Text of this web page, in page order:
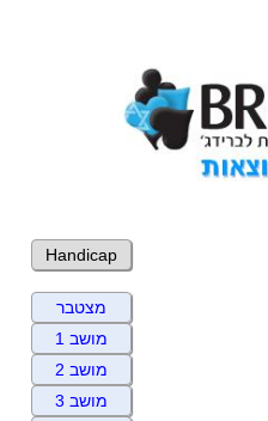
Handicap
מצטבר
מושב 1
מושב 2
מושב 3